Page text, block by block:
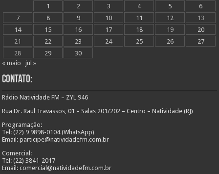
1
2 3 4 5
6
7
8 9 10 11 12
13
14
15 16 17 18 19
20
21
22 23 24 25 26
27
28
29
30
« maio
jul »
Contato:
Rádio Natividade FM – ZYL 946
Rua Dr. Raul Travassos, 01 – Salas 201/202 – Centro – Natividade (RJ)
Programação:
Tel: (22) 9 9898-0104 (WhatsApp)
Email: participe@natividadefm.com.br
Comercial:
Tel: (22) 3841-2017
Email: comercial@natividadefm.com.br